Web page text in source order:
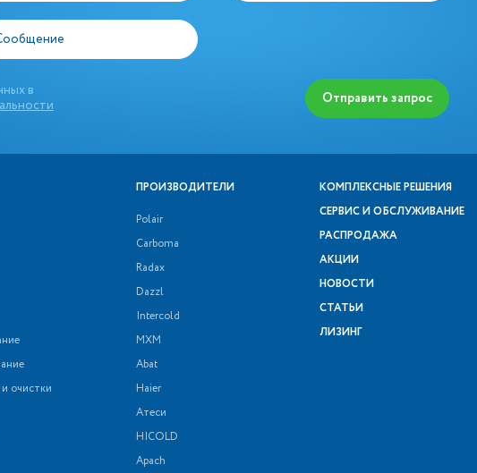
в
Отправить запрос
очистки
ПРОИЗВОДИТЕЛИ
Polair
Carboma
Radax
Dazzl
Intercold
МХМ
Abat
Haier
Атеси
HICOLD
Apach
КОМПЛЕКСНЫЕ РЕШЕНИЯ
СЕРВИС И ОБСЛУЖИВАНИЕ
РАСПРОДАЖА
АКЦИИ
НОВОСТИ
СТАТЬИ
ЛИЗИНГ